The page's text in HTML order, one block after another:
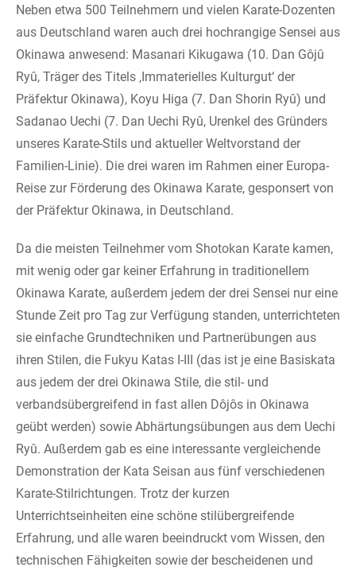
Neben etwa 500 Teilnehmern und vielen Karate-Dozenten
aus Deutschland waren auch drei hochrangige Sensei aus
Okinawa anwesend: Masanari Kikugawa (10. Dan Gôjû
Ryû, Träger des Titels ‚Immaterielles Kulturgut‘ der
Präfektur Okinawa), Koyu Higa (7. Dan Shorin Ryû) und
Sadanao Uechi (7. Dan Uechi Ryû, Urenkel des Gründers
unseres Karate-Stils und aktueller Weltvorstand der
Familien-Linie). Die drei waren im Rahmen einer Europa-
Reise zur Förderung des Okinawa Karate, gesponsert von
der Präfektur Okinawa, in Deutschland.
Da die meisten Teilnehmer vom Shotokan Karate kamen,
mit wenig oder gar keiner Erfahrung in traditionellem
Okinawa Karate, außerdem jedem der drei Sensei nur eine
Stunde Zeit pro Tag zur Verfügung standen, unterrichteten
sie einfache Grundtechniken und Partnerübungen aus
ihren Stilen, die Fukyu Katas I-III (das ist je eine Basiskata
aus jedem der drei Okinawa Stile, die stil- und
verbandsübergreifend in fast allen Dôjôs in Okinawa
geübt werden) sowie Abhärtungsübungen aus dem Uechi
Ryû. Außerdem gab es eine interessante vergleichende
Demonstration der Kata Seisan aus fünf verschiedenen
Karate-Stilrichtungen. Trotz der kurzen
Unterrichtseinheiten eine schöne stilübergreifende
Erfahrung, und alle waren beeindruckt vom Wissen, den
technischen Fähigkeiten sowie der bescheidenen und